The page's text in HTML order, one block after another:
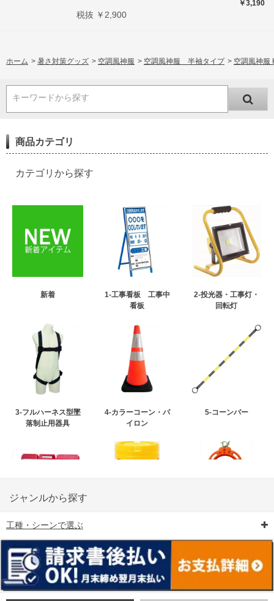
￥3,190
税抜 ￥2,900
ホーム > 暑さ対策グッズ > 空調風神服 > 空調風神服 半袖タイプ > 空調風神服
キーワードから探す
商品カテゴリ
カテゴリから探す
新着
1-工事看板 工事中
看板
2-投光器・工事灯・
回転灯
3-フルハーネス型墜
落制止用器具
4-カラーコーン・パ
イロン
5-コーンバー
6-矢印板/LED矢印板
ンス
ジャンルから探す
工種・シーンで選ぶ